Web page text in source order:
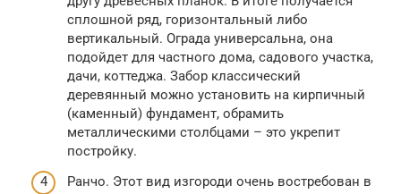
сплошной ряд, горизонтальный либо
вертикальный. Ограда универсальна, она
подойдет для частного дома, садового участка,
дачи, коттеджа. Забор классический
деревянный можно установить на кирпичный
(каменный) фундамент, обрамить
металлическими столбцами – это укрепит
постройку.
Ранчо. Этот вид изгороди очень востребован в